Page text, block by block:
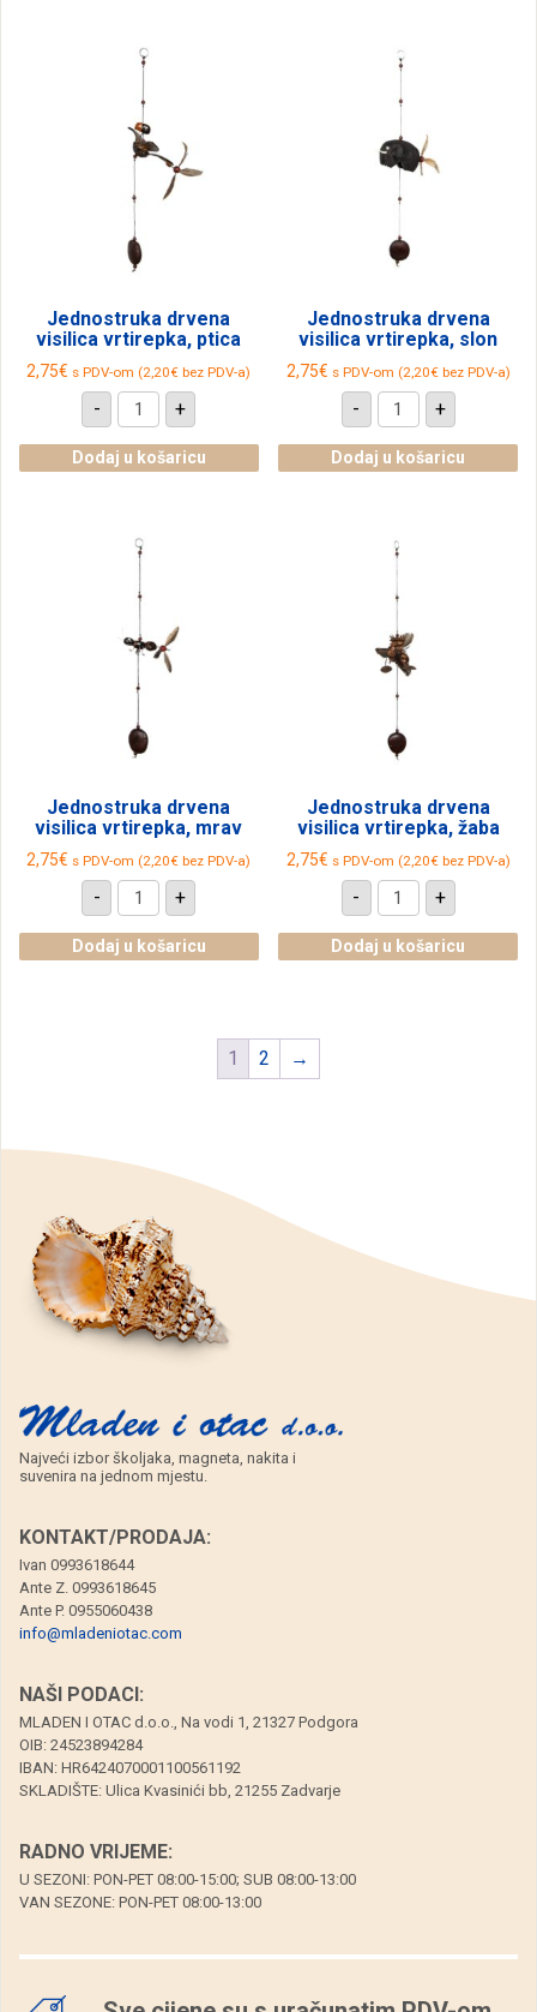
Jednostruka drvena
visilica vrtirepka, ptica
2,75€ s PDV-om (2,20€ bez PDV-a)
-
Jednostruka
drvena
vrtirepka,
ptica
+
Dodaj u košaricu
Jednostruka drvena
visilica vrtirepka, slon
2,75€ s PDV-om (2,20€bez PDV-a)
-
Jednostruka
drvena
vrtirepka,
slon
+
Dodaj u košaricu
Jednostruka drvena
visilica vrtirepka, mrav
2,75€ s PDV-om (2,20€ bez PDV-a)
-
Jednostruka
drvena
vrtirepka,
mrav
+
Dodaj u košaricu
Jednostruka drvena
visilica vrtirepka, žaba
2,75€ s PDV-om (2,20€bez PDV-a)
-
Jednostruka
drvena
vrtirepka,
žaba
+
Dodaj u košaricu
1 2 →
Najveći izbor školjaka, magneta, nakita i
suvenira na jednom mjestu.
KONTAKT/PRODAJA:
Ivan 0993618644
Ante Z. 0993618645
Ante P. 0955060438
info@mladeniotac.com
NAŠI PODACI:
MLADEN I OTAC d.o.o., Na vodi 1, 21327 Podgora
OIB: 24523894284
IBAN: HR6424070001100561192
SKLADIŠTE: Ulica Kvasinići bb, 21255 Zadvarje
RADNO VRIJEME:
U SEZONI: PON-PET 08:00-15:00; SUB 08:00-13:00
VAN SEZONE: PON-PET 08:00-13:00